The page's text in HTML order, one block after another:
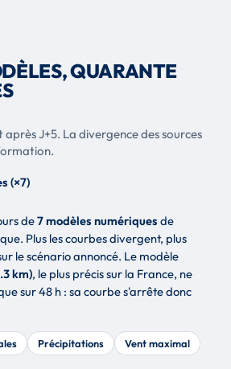
QUARANTE
J+5. La divergence des sources
(×7)
de7 modèles numériques de
Plus les courbes divergent, plus
le scénario annoncé. Le modèle
km), le plus précis sur la France, ne
sur 48 h : sa courbe s'arrête donc
Précipitations Vent maximal